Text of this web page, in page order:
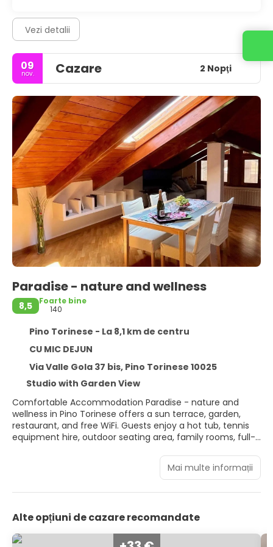
Vezi detalii
09
nov. Cazare 2 Nopţi
Paradise - nature and wellness
8,5
Foarte bine
140
Pino Torinese - La 8,1 km de centru
CU MIC DEJUN
Via Valle Gola 37 bis, Pino Torinese 10025
Studio with Garden View
Comfortable Accommodation Paradise - nature and
wellness in Pino Torinese offers a sun terrace, garden,
restaurant, and free WiFi. Guests enjoy a hot tub, tennis
equipment hire, outdoor seating area, family rooms, full-
family-friendly restaurant serves Italian cuisine with
vegetarian and gluten-free options. Breakfast includes
fresh pastries, while lunch and dinner are available in a
Located 11 km from Mole Antonelliana and 26 km from
Station and Polytechnic University of Turin. Guests
Mai multe informații
Alte opțiuni de cazare recomandate